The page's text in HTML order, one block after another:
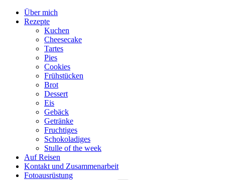
Über mich
Rezepte
Kuchen
Cheesecake
Tartes
Pies
Cookies
Frühstücken
Brot
Dessert
Eis
Gebäck
Getränke
Fruchtiges
Schokoladiges
Stulle of the week
Auf Reisen
Kontakt und Zusammenarbeit
Fotoausrüstung